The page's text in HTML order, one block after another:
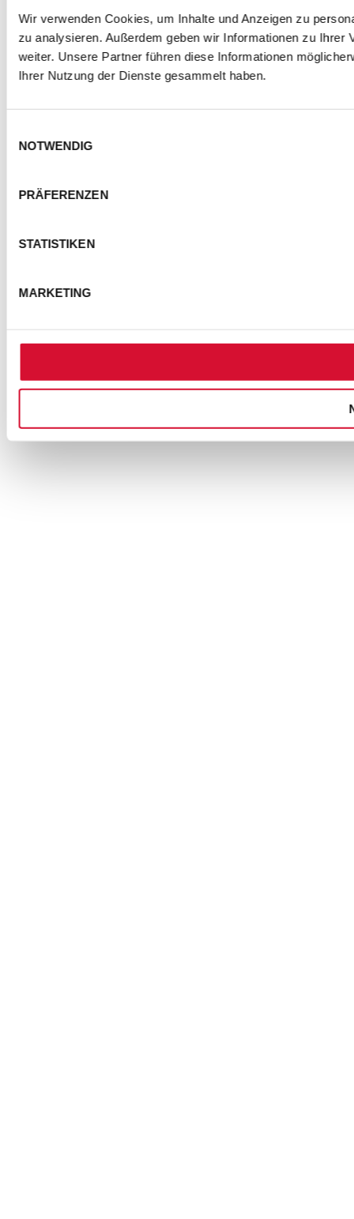
Wir verwenden Cookies, um Inhalte und Anzeigen zu
zu analysieren. Außerdem geben wir Informationen zu
weiter. Unsere Partner führen diese Informationen
Ihrer Nutzung der Dienste gesammelt haben.
NOTWENDIG
PRÄFERENZEN
STATISTIKEN
MARKETING